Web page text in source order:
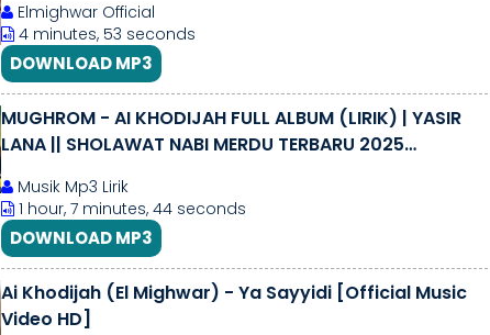
Elmighwar Official
4 minutes, 53 seconds
DOWNLOAD MP3
MUGHROM - AI KHODIJAH FULL ALBUM (LIRIK) | YASIR
LANA || SHOLAWAT NABI MERDU TERBARU 2025
Musik Mp3 Lirik
1 hour, 7 minutes, 44 seconds
DOWNLOAD MP3
Ai Khodijah (El Mighwar) - Ya Sayyidi [Official Music
Video HD]